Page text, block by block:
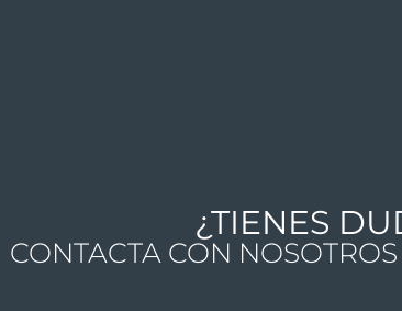
¿TIENES
CONTACTA CON